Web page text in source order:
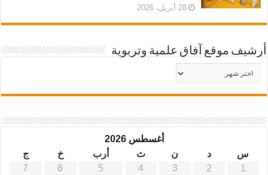
28 أبريل، 2026
أرشيف موقع آفاق علمية وتربوية
أرشيف
موقع
أغسطس 2026
س
د ن ث أرب خ
ج
1
2
3
4
5
6
7